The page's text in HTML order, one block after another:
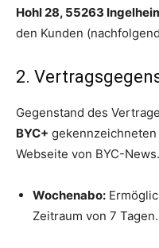
Hohl 28, 55263
den Kunden
2.
Gegenstand des
BYC+
Webseite von BYC-News.
Wochenabo:
Zeitraum von 7 Tagen.